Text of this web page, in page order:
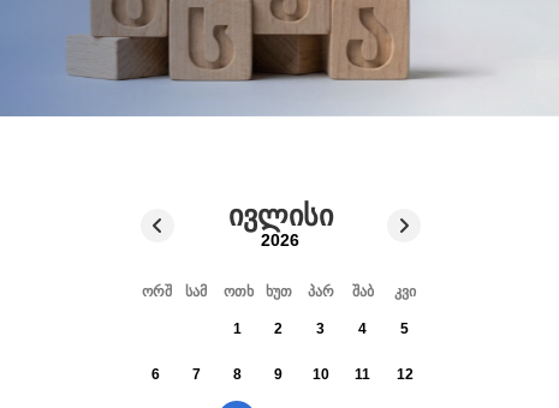
ივლისი
2026
ორშ სამ ოთხ ხუთ პარ შაბ კვი
1 2 3 4 5
6 7 8 9 10 11 12